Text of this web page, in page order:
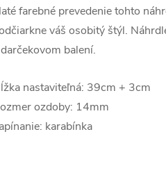
farebné prevedenie tohto
váš osobitý štýl.
balení.
nastaviteľná: 39cm + 3cm
ozdoby: 14mm
karabínka